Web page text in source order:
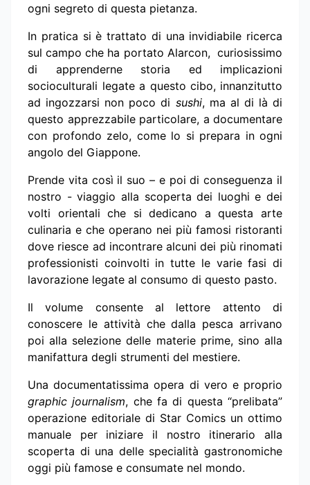
ogni segreto di questa pietanza.
In pratica si è trattato di una invidiabile ricerca
sul campo che ha portato Alarcon, curiosissimo
di apprenderne storia ed implicazioni
socioculturali legate a questo cibo, innanzitutto
ad ingozzarsi non poco di sushi, ma al di là di
questo apprezzabile particolare, a documentare
con profondo zelo, come lo si prepara in ogni
angolo del Giappone.
Prende vita così il suo – e poi di conseguenza il
nostro - viaggio alla scoperta dei luoghi e dei
volti orientali che si dedicano a questa arte
culinaria e che operano nei più famosi ristoranti
dove riesce ad incontrare alcuni dei più rinomati
professionisti coinvolti in tutte le varie fasi di
lavorazione legate al consumo di questo pasto.
Il volume consente al lettore attento di
conoscere le attività che dalla pesca arrivano
poi alla selezione delle materie prime, sino alla
manifattura degli strumenti del mestiere.
Una documentatissima opera di vero e proprio
graphic journalism, che fa di questa “prelibata”
operazione editoriale di Star Comics un ottimo
manuale per iniziare il nostro itinerario alla
scoperta di una delle specialità gastronomiche
oggi più famose e consumate nel mondo.